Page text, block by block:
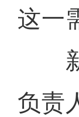
这一
新
负责